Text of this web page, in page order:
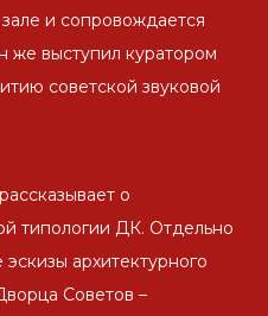
и сопровождается
же выступил куратором
советской звуковой
о
типологии ДК. Отдельно
архитектурного
Советов –